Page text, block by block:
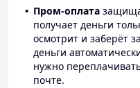
Пром-оплата
получает деньги
осмотрит и заберёт
деньги
нужно
почте.